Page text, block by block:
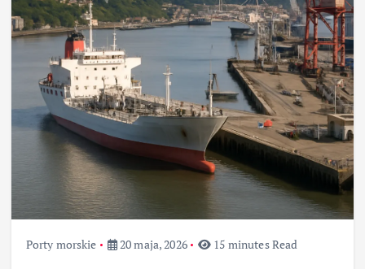
Porty morskie 20 maja, 2026 15 minutes Read